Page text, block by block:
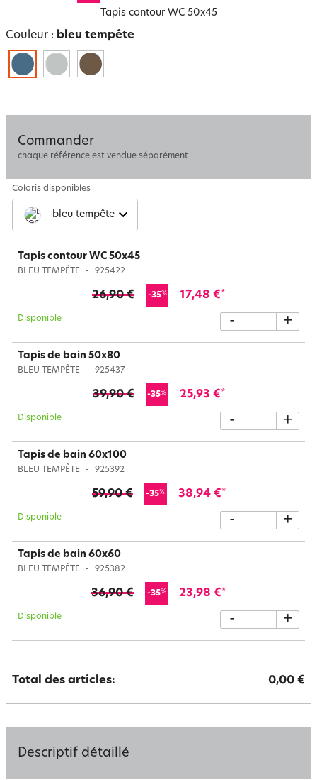
Tapis contour WC 50x45
Couleur : bleu tempête
Commander
chaque référence est vendue séparément
Coloris disponibles
bleu tempête
Tapis contour WC 50x45
BLEU TEMPÊTE 925422
26,90 € -35% 17,48 €*
Disponible - +
Tapis de bain 50x80
BLEU TEMPÊTE 925437
39,90 € -35% 25,93 €*
Disponible - +
Tapis de bain 60x100
BLEU TEMPÊTE 925392
59,90 € -35% 38,94 €*
Disponible - +
Tapis de bain 60x60
BLEU TEMPÊTE 925382
36,90 € -35% 23,98 €*
Disponible - +
Total des articles: 0,00 €
Descriptif détaillé